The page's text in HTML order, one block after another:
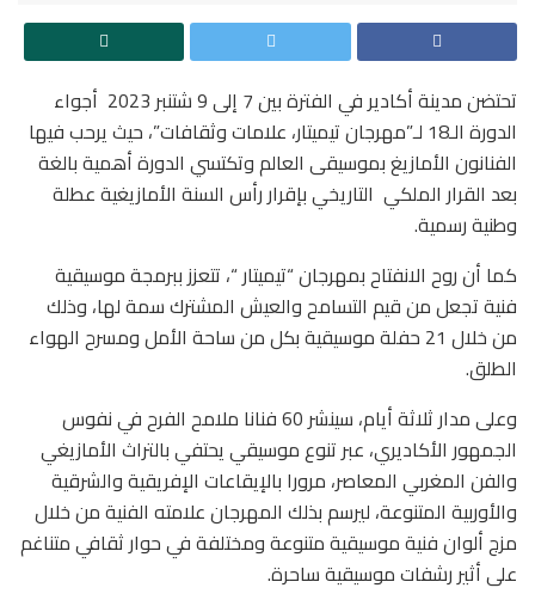
تحتضن مدينة أكادير في الفترة بين 7 إلى 9 شتنبر 2023 أجواء
الدورة الـ18 لـ”مهرجان تيميتار، علامات وثقافات”، حيث يرحب فيها
الفنانون الأمازيغ بموسيقى العالم وتكتسي الدورة أهمية بالغة
بعد القرار الملكي التاريخي بإقرار رأس السنة الأمازيغية عطلة
وطنية رسمية.
كما أن روح الانفتاح بمهرجان “تيميتار “، تتعزز ببرمجة موسيقية
فنية تجعل من قيم التسامح والعيش المشترك سمة لها، وذلك
من خلال 21 حفلة موسيقية بكل من ساحة الأمل ومسرح الهواء
الطلق.
وعلى مدار ثلاثة أيام، سينشر 60 فنانا ملامح الفرح في نفوس
الجمهور الأكاديري، عبر تنوع موسيقي يحتفي بالتراث الأمازيغي
والفن المغربي المعاصر، مرورا بالإيقاعات الإفريقية والشرقية
والأوربية المتنوعة، ليرسم بذلك المهرجان علامته الفنية من خلال
مزج ألوان فنية موسيقية متنوعة ومختلفة في حوار ثقافي متناغم
على أثير رشفات موسيقية ساحرة.